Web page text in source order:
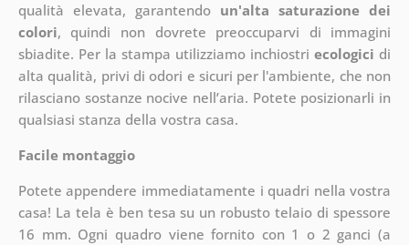
qualità elevata, garantendo un'alta saturazione dei
colori, quindi non dovrete preoccuparvi di immagini
sbiadite. Per la stampa utilizziamo inchiostriecologici di
alta qualità, privi di odori e sicuri per l'ambiente, che non
rilasciano sostanze nocive nell’aria. Potete posizionarli in
qualsiasi stanza della vostra casa.
Facile montaggio
Potete appendere immediatamente i quadri nella vostra
casa! La tela è ben tesa su un robusto telaio di spessore
16 mm. Ogni quadro viene fornito con 1 o 2 ganci (a